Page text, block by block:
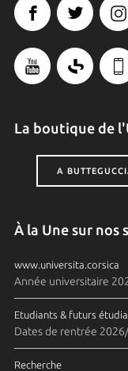
La boutique de
A
À la Une sur nos
www.universita.corsica
Année universitaire
Etudiants & futurs
Dates de rentrée
Recherche